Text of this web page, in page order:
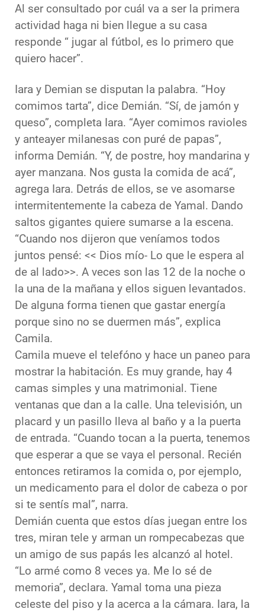
Al ser consultado por cuál va a ser la primera
actividad haga ni bien llegue a su casa
responde “ jugar al fútbol, es lo primero que
quiero hacer”.
Iara y Demian se disputan la palabra. “Hoy
comimos tarta”, dice Demián. “Sí, de jamón y
queso”, completa Iara. “Ayer comimos ravioles
y anteayer milanesas con puré de papas”,
informa Demián. “Y, de postre, hoy mandarina y
ayer manzana. Nos gusta la comida de acá”,
agrega Iara. Detrás de ellos, se ve asomarse
intermitentemente la cabeza de Yamal. Dando
saltos gigantes quiere sumarse a la escena.
“Cuando nos dijeron que veníamos todos
juntos pensé: << Dios mío- Lo que le espera al
de al lado>>. A veces son las 12 de la noche o
la una de la mañana y ellos siguen levantados.
De alguna forma tienen que gastar energía
porque sino no se duermen más”, explica
Camila.
Camila mueve el telefóno y hace un paneo para
mostrar la habitación. Es muy grande, hay 4
camas simples y una matrimonial. Tiene
ventanas que dan a la calle. Una televisión, un
placard y un pasillo lleva al baño y a la puerta
de entrada. “Cuando tocan a la puerta, tenemos
que esperar a que se vaya el personal. Recién
entonces retiramos la comida o, por ejemplo,
un medicamento para el dolor de cabeza o por
si te sentís mal”, narra.
Demián cuenta que estos días juegan entre los
tres, miran tele y arman un rompecabezas que
un amigo de sus papás les alcanzó al hotel.
“Lo armé como 8 veces ya. Me lo sé de
memoria”, declara. Yamal toma una pieza
celeste del piso y la acerca a la cámara. Iara, la